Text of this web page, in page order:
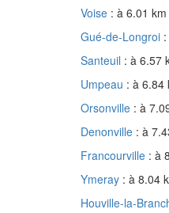
Voise : à 6.01 km
Gué-de-Longroi
Santeuil : à 6.57
Umpeau : à 6.84
Orsonville : à
Denonville : à
Francourville : à
Ymeray : à 8.04
Houville-la-